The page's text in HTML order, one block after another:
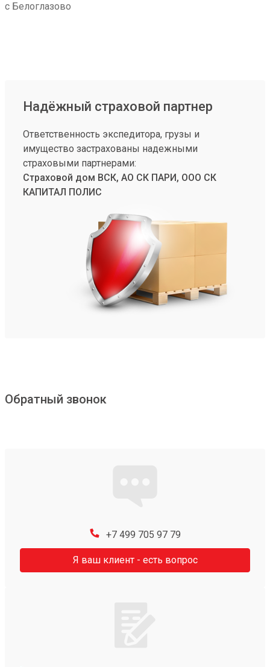
с Белоглазово
Надёжный страховой партнер
Ответственность экспедитора, грузы и
имущество застрахованы надежными
страховыми партнерами:
Страховой дом ВСК, АО СК ПАРИ, ООО СК
КАПИТАЛ ПОЛИС
Обратный звонок
+7 499 705 97 79
Я ваш клиент - есть вопрос